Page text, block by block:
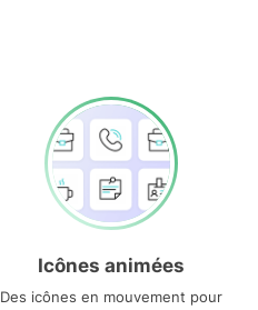
Icônes animées
Des icônes en mouvement pour